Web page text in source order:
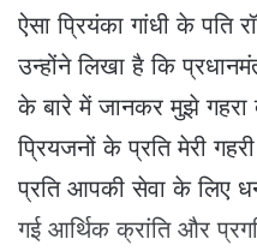
ऐसा प्रियंका गांधी के पति
उन्होंने लिखा है कि
के बारे में जानकर मुझे
प्रियजनों के प्रति मेरी
प्रति आपकी सेवा के लिए
गई आर्थिक क्रांति और